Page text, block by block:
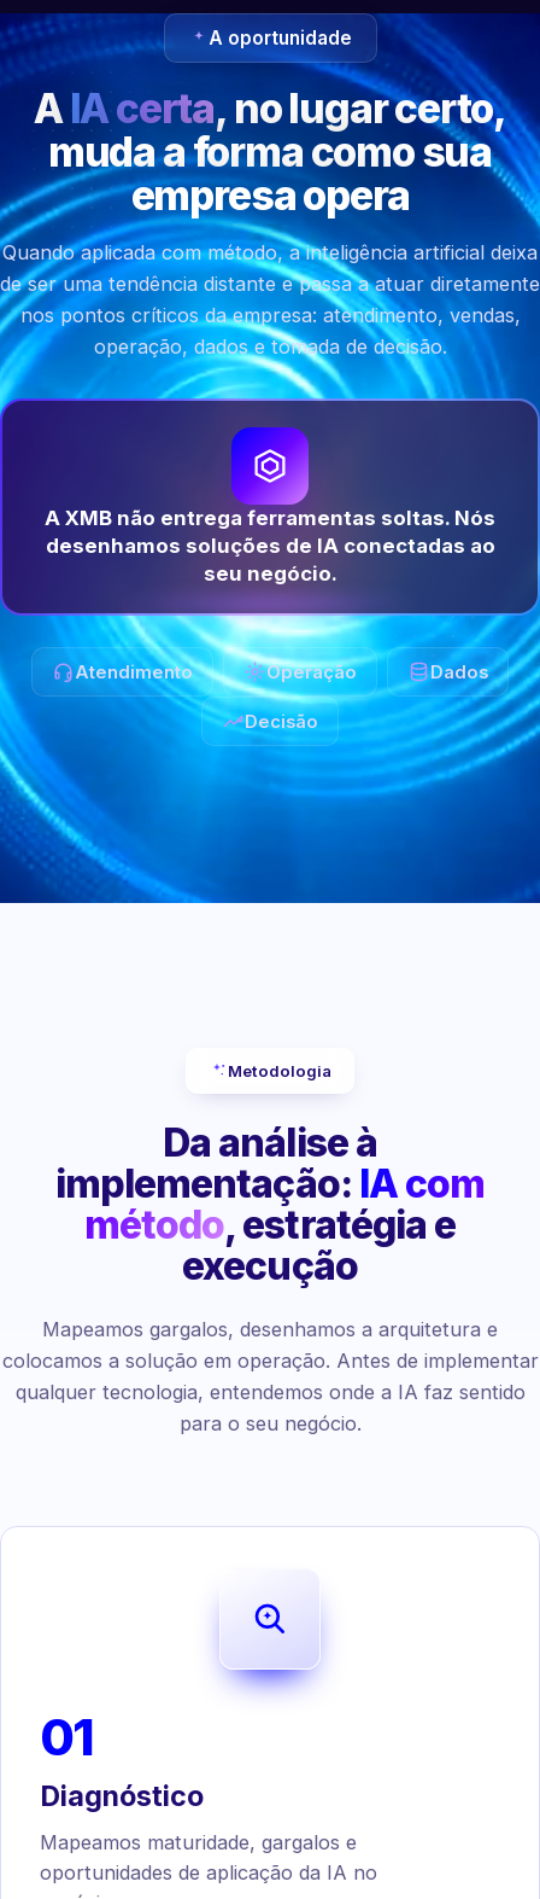
A oportunidade
AIA certa, no lugar certo,
muda a forma como sua
empresa opera
Quando aplicada com método, a inteligência artificial deixa
de ser uma tendência distante e passa a atuar diretamente
nos pontos críticos da empresa: atendimento, vendas,
operação, dados e tomada de decisão.
A XMB não entrega ferramentas soltas. Nós
desenhamos soluções de IA conectadas ao
seu negócio.
Atendimento Operação Dados
Decisão
Metodologia
Da análise à
implementação: IA com
método, estratégia e
execução
Mapeamos gargalos, desenhamos a arquitetura e
colocamos a solução em operação. Antes de implementar
qualquer tecnologia, entendemos onde a IA faz sentido
para o seu negócio.
01
Diagnóstico
Mapeamos maturidade, gargalos e
oportunidades de aplicação da IA no